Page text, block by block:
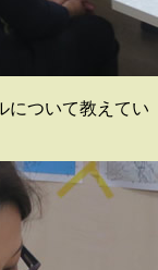
について教えてい